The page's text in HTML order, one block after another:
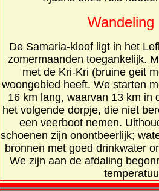
De Samaria-kloof ligt in het
zomermaanden toegankelijk.
met de Kri-Kri (bruine geit
woongebied heeft. We starten
16 km lang, waarvan 13 km in
het volgende dorpje, die niet
een veerboot nemen.
schoenen zijn onontbeerlijk;
bronnen met goed drinkwater
We zijn aan de afdaling